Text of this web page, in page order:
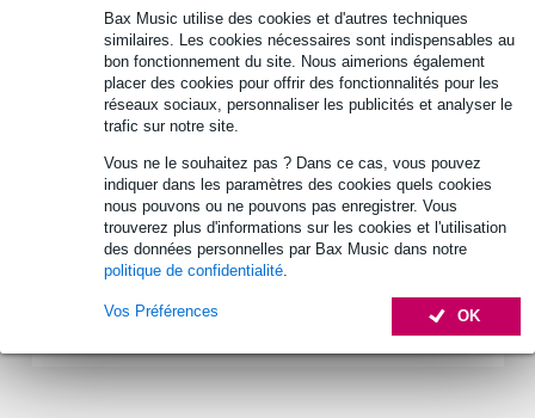
Bax Music utilise des cookies et d'autres techniques
similaires. Les cookies nécessaires sont indispensables au
bon fonctionnement du site. Nous aimerions également
placer des cookies pour offrir des fonctionnalités pour les
réseaux sociaux, personnaliser les publicités et analyser le
trafic sur notre site.
Vous ne le souhaitez pas ? Dans ce cas, vous pouvez
indiquer dans les paramètres des cookies quels cookies
nous pouvons ou ne pouvons pas enregistrer. Vous
trouverez plus d'informations sur les cookies et l'utilisation
des données personnelles par Bax Music dans notre
politique de confidentialité.
OK
Vos Préférences
Afficher toutes les caractéristiques du produit
Autres variantes (2)